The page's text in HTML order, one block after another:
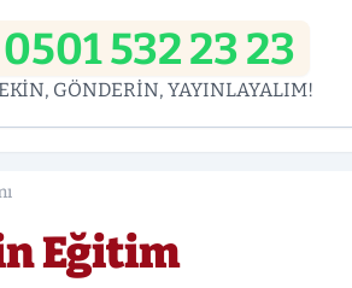
0501 532 23 23
GÖNDERİN, YAYINLAYALIM!
Eğitim